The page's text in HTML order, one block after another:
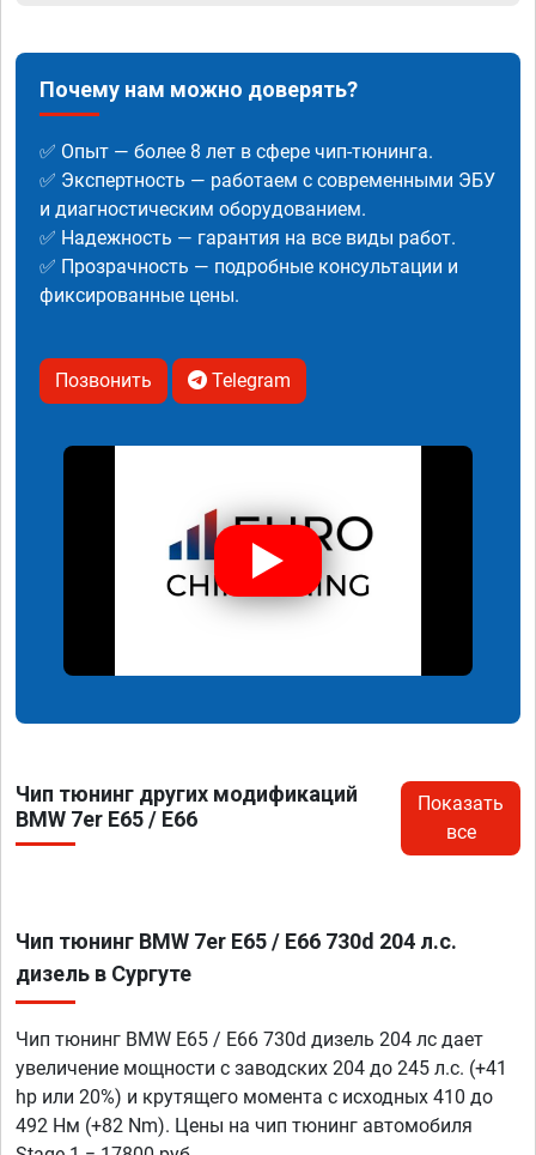
Почему нам можно доверять?
✅ Опыт — более 8 лет в сфере чип-тюнинга.
✅ Экспертность — работаем с современными ЭБУ
и диагностическим оборудованием.
✅ Надежность — гарантия на все виды работ.
✅ Прозрачность — подробные консультации и
фиксированные цены.
Позвонить Telegram
Чип тюнинг других модификаций
BMW 7er E65 / E66
Показать
все
Чип тюнинг BMW 7er E65 / E66 730d 204 л.с.
дизель в Сургуте
Чип тюнинг BMW E65 / E66 730d дизель 204 лс дает
увеличение мощности с заводских 204 до 245 л.с. (+41
hp или 20%) и крутящего момента с исходных 410 до
492 Нм (+82 Nm). Цены на чип тюнинг автомобиля